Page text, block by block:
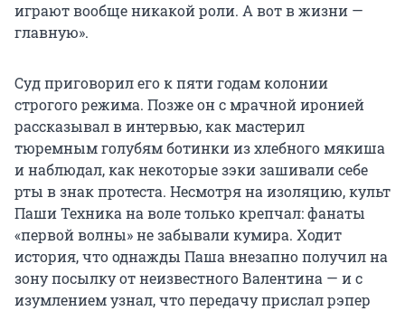
играют вообще никакой роли. А вот в жизни —
главную».
Суд приговорил его к пяти годам колонии
строгого режима. Позже он с мрачной иронией
рассказывал в интервью, как мастерил
тюремным голубям ботинки из хлебного мякиша
и наблюдал, как некоторые зэки зашивали себе
рты в знак протеста. Несмотря на изоляцию, культ
Паши Техника на воле только крепчал: фанаты
«первой волны» не забывали кумира. Ходит
история, что однажды Паша внезапно получил на
зону посылку от неизвестного Валентина — и с
изумлением узнал, что передачу прислал рэпер